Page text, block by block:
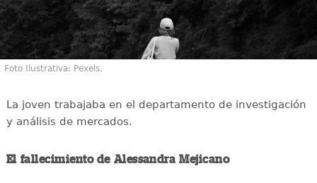
Foto Ilustrativa: Pexels.
La joven trabajaba en el departamento de investigación
y análisis de mercados.
El fallecimiento de Alessandra Mejicano